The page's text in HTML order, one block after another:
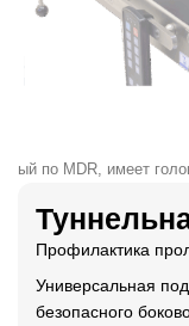
по MDR, имеет
Профилактика
Универсальная
безопасного